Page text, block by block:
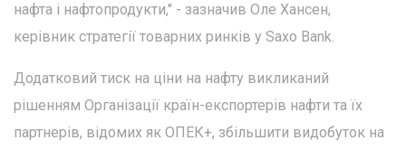
нафта і нафтопродукти," - зазначив Оле Хансен,
керівник стратегії товарних ринків у Saxo Bank.
Додатковий тиск на ціни на нафту викликаний
рішенням Організації країн-експортерів нафти та їх
партнерів, відомих як ОПЕК+, збільшити видобуток на